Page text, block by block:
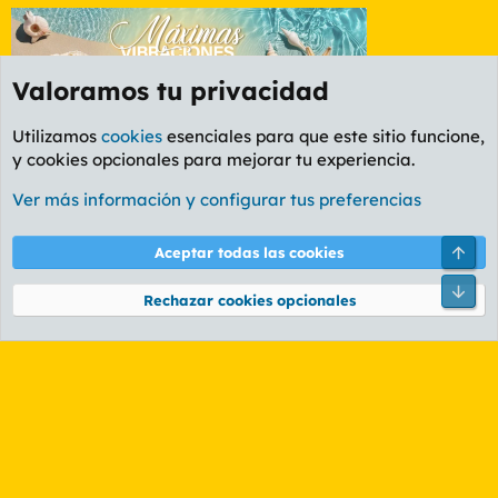
Foro Informática y Videojuegos
Cookies
PL OLDSTYLE AMARILLO
Términos y reglas Política de privacidad Ayuda
Community platform by XenForo® © 2010-2026 XenForo Ltd.
Valoramos tu privacidad
Utilizamos cookies esenciales para que este sitio funcione,
y cookies opcionales para mejorar tu experiencia.
Ver más información y configurar tus preferencias
Aceptar todas las cookies
Rechazar cookies opcionales
Pie